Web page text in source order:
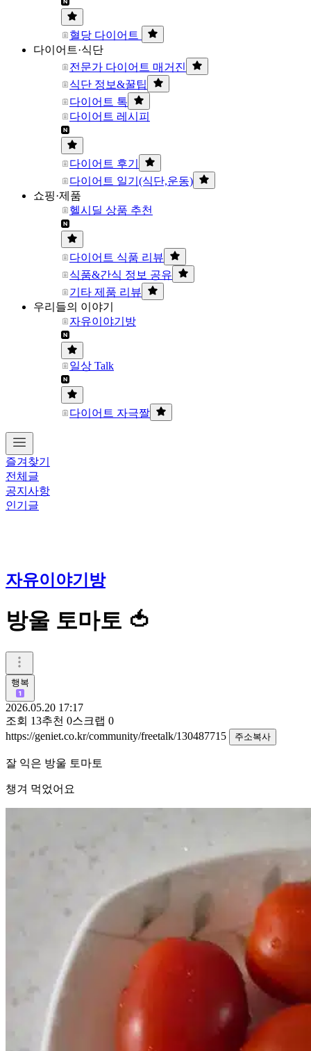
혈당 다이어트
다이어트·식단
전문가 다이어트 매거진
식단 정보&꿀팁
다이어트 톡
다이어트 레시피
다이어트 후기
다이어트 일기(식단,운동)
쇼핑·제품
헬시딜 상품 추천
다이어트 식품 리뷰
식품&간식 정보 공유
기타 제품 리뷰
우리들의 이야기
자유이야기방
일상 Talk
다이어트 자극짤
즐겨찾기
전체글
공지사항
인기글
자유이야기방
방울 토마토 🍅
행복
2026.05.20 17:17
조회 13추천 0스크랩 0
https://geniet.co.kr/community/freetalk/130487715
주소복사
잘 익은 방울 토마토
챙겨 먹었어요